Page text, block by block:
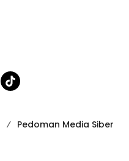
Pedoman Media Siber